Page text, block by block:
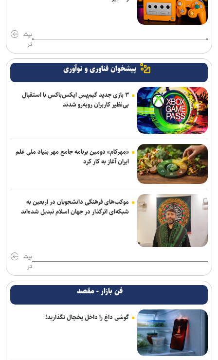
بیش
تر
پیشخوان فناوری و نوآوری
۳ بازی جدید گیم‌پس ایکس‌باکس با استقبال
بی‌نظیر کاربران روبه‌رو شدند
«مهرکام» دومین برنامه جامع مهر بنیاد ملی علم
ایران آغاز به کار کرد
موکب‌های فرهنگی دانشجویان در اربعین به
شبکه‌ای اثرگذار در جهان اسلام تبدیل شده‌اند
بیش
تر
فن بازار - مقصد
گوشی داغ را داخل یخچال نگذارید!